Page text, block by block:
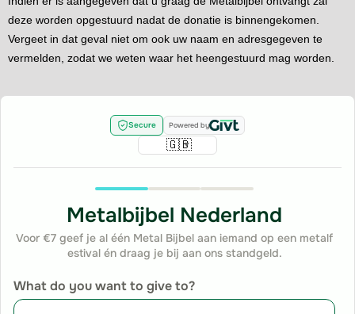
deze worden opgestuurd nadat de donatie is binnengekomen.
Vergeet in dat geval niet om ook uw naam en adresgegeven te
vermelden, zodat we weten waar het heengestuurd mag worden.